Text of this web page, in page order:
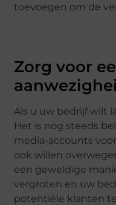
toevoegen om de
Zorg voor
Als u uw bedrijf wilt
Het is nog steeds
media-accounts
ook willen
een geweldige
vergroten en uw
potentiële klanten